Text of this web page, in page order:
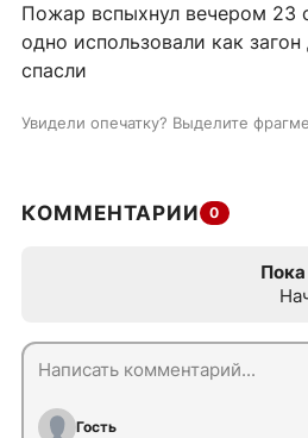
Пожар вспыхнул вечером 23
одно использовали как
спасли
Увидели опечатку? Выделите
КОММЕНТАРИИ 0
Гость